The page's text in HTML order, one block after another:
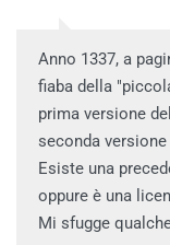
Anno 1337, a
fiaba della
prima versione
seconda
Esiste una
oppure è una
Mi sfugge